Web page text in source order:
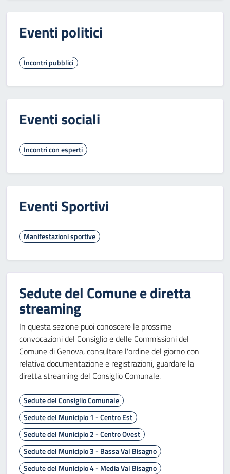
Eventi politici
Incontri pubblici
Eventi sociali
Incontri con esperti
Eventi Sportivi
Manifestazioni sportive
Sedute del Comune e diretta
streaming
In questa sezione puoi conoscere le prossime
convocazioni del Consiglio e delle Commissioni del
Comune di Genova, consultare l'ordine del giorno con
relativa documentazione e registrazioni, guardare la
diretta streaming del Consiglio Comunale.
Sedute del Consiglio Comunale
Sedute del Municipio 1 - Centro Est
Sedute del Municipio 2 - Centro Ovest
Sedute del Municipio 3 - Bassa Val Bisagno
Sedute del Municipio 4 - Media Val Bisagno